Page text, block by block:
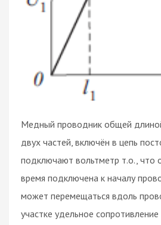
Медный проводник общей
двух частей, включён в цепь
подключают вольтметр т.о., что
время подключена к началу
может перемещаться вдоль
участке удельное